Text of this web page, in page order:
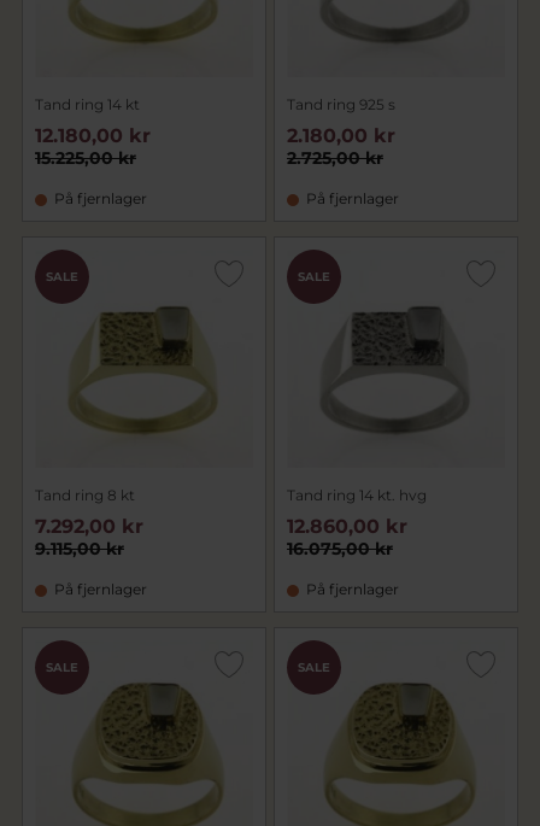
Tand ring 14 kt
15.225,00 kr
12.180,00 kr
På fjernlager
Tand ring 925 s
2.725,00 kr
2.180,00 kr
På fjernlager
SALE
Tand ring 8 kt
9.115,00 kr
7.292,00 kr
På fjernlager
SALE
Tand ring 14 kt. hvg
16.075,00 kr
12.860,00 kr
På fjernlager
SALE SALE